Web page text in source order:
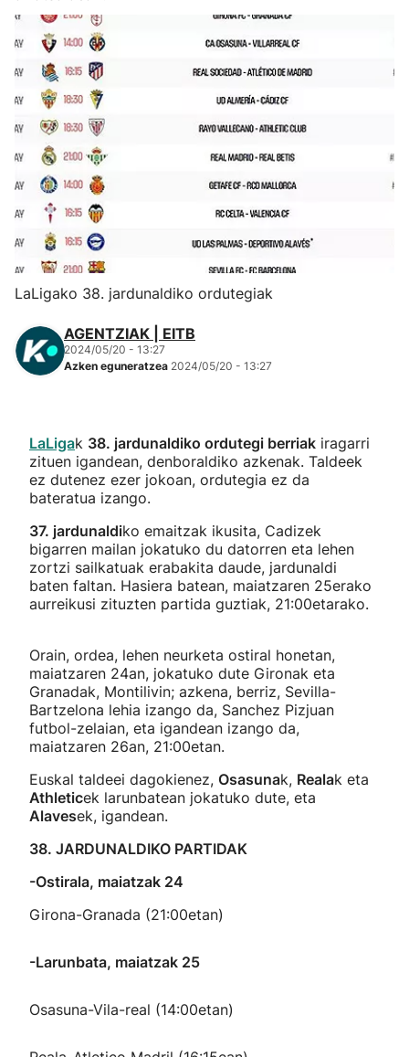
Herri-kirolak
Eskubaloia
Kirolak 360
Atletismoa
Mendi-lasterketak
Kirol gehiago
"Helmuga"
LaLigako 38. jardunaldiko ordutegiak
AGENTZIAK | EITB
2024/05/20 - 13:27
Azken eguneratzea 2024/05/20 - 13:27
LaLigak 38. jardunaldiko ordutegi berriak iragarri
zituen igandean, denboraldiko azkenak. Taldeek
ez dutenez ezer jokoan, ordutegia ez da
bateratua izango.
37. jardunaldiko emaitzak ikusita, Cadizek
bigarren mailan jokatuko du datorren eta lehen
zortzi sailkatuak erabakita daude, jardunaldi
baten faltan. Hasiera batean, maiatzaren 25erako
aurreikusi zituzten partida guztiak, 21:00etarako.
Orain, ordea, lehen neurketa ostiral honetan,
maiatzaren 24an, jokatuko dute Gironak eta
Granadak, Montilivin; azkena, berriz, Sevilla-
Bartzelona lehia izango da, Sanchez Pizjuan
futbol-zelaian, eta igandean izango da,
maiatzaren 26an, 21:00etan.
Euskal taldeei dagokienez, Osasunak, Realak eta
Athleticek larunbatean jokatuko dute, eta
Alavesek, igandean.
38. JARDUNALDIKO PARTIDAK
-Ostirala, maiatzak 24
Girona-Granada (21:00etan)
-Larunbata, maiatzak 25
Osasuna-Vila-real (14:00etan)